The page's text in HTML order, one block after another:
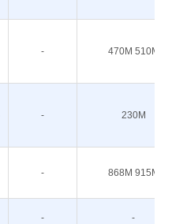
- 470M 510M
- 230M
- 868M 915M
- -